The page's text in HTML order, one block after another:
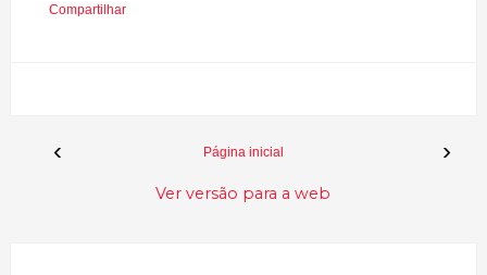
Compartilhar
‹ ›
Página inicial
Ver versão para a web